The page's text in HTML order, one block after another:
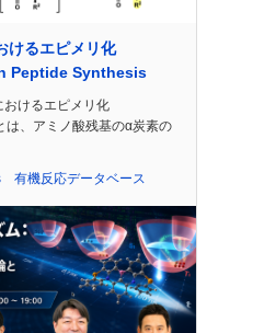
けるエピメリ化
Peptide Synthesis
けるエピメリ化
は、アミノ酸残基のα炭素の
有機反応データベース